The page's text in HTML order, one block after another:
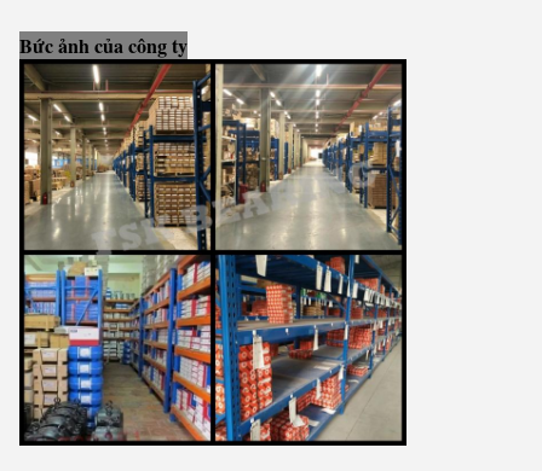
Bức ảnh của công ty